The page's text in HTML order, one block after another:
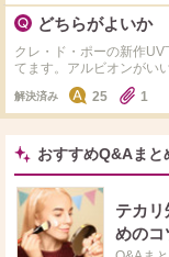
どちらがよいか
クレ・ド・ポーの新作
てます。アルビオンがい
ルビオン、クレド、画像
（新作はまだ発売前です
するほど愛用してました
解決済み 25 1
おすすめQ&Aまと
テカ
めのコ